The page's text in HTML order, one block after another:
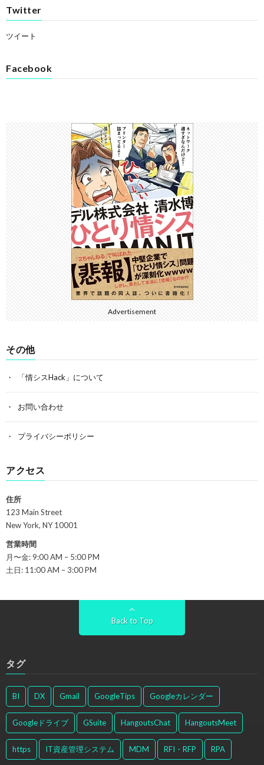
Twitter
ツイート
Facebook
Advertisement
その他
「情シスHack」について
お問い合わせ
プライバシーポリシー
アクセス
住所
123 Main Street
New York, NY 10001
営業時間
月〜金: 9:00 AM – 5:00 PM
土日: 11:00 AM – 3:00 PM
Back to Top
タグ
BI DX Gmail GoogleTips Googleカレンダー
Googleドライブ GSuite HangoutsChat HangoutsMeet
https IT資産管理システム MDM RFI・RFP RPA